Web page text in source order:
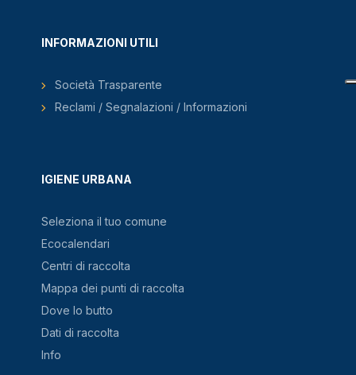
IGIENE URBANA
Seleziona il tuo comune
Ecocalendari
Centri di raccolta
Mappa dei punti di raccolta
Dove lo butto
Dati di raccolta
Info
INFORMAZIONI UTILI
Società Trasparente
Reclami / Segnalazioni / Informazioni